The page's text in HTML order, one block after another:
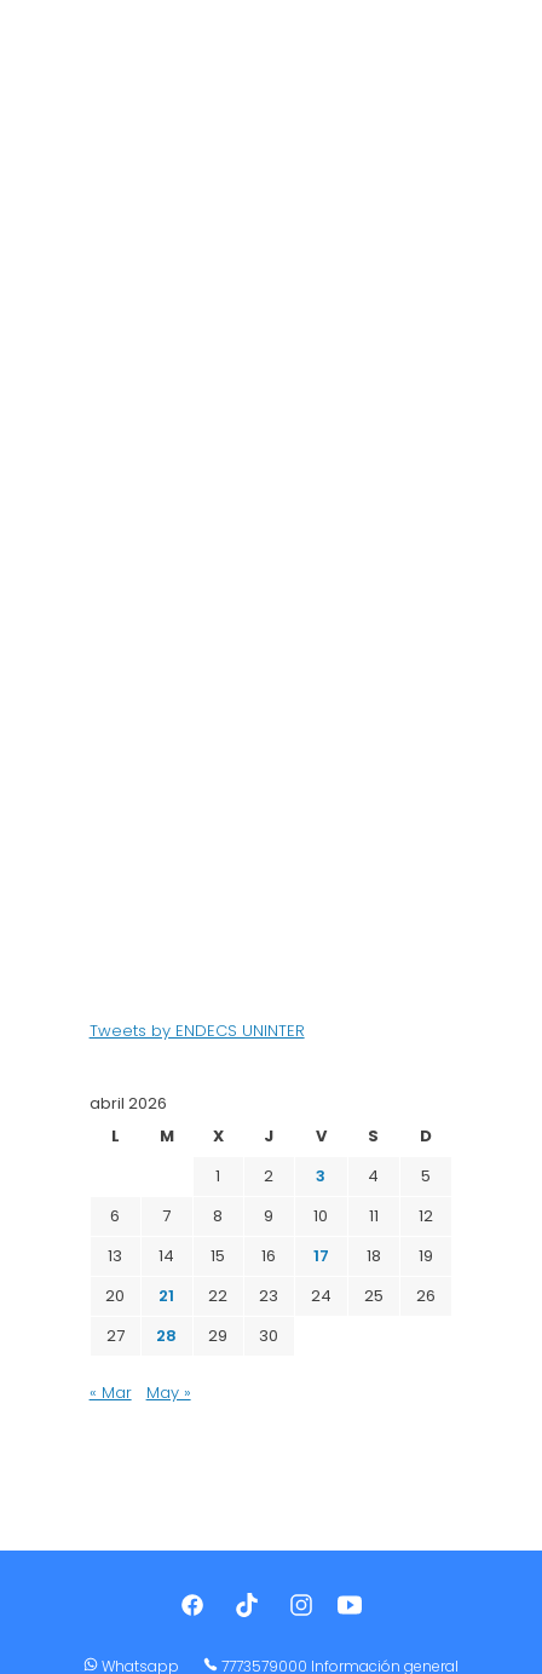
Tweets by ENDECS UNINTER
abril 2026
L
M X J V S
D
1
2 3 4
5
6
7 8 9 10 11
12
13
14 15 16 17 18
19
20
21 22 23 24 25
26
27
28 29 30
« Mar May »
Whatsapp 7773579000 Información general